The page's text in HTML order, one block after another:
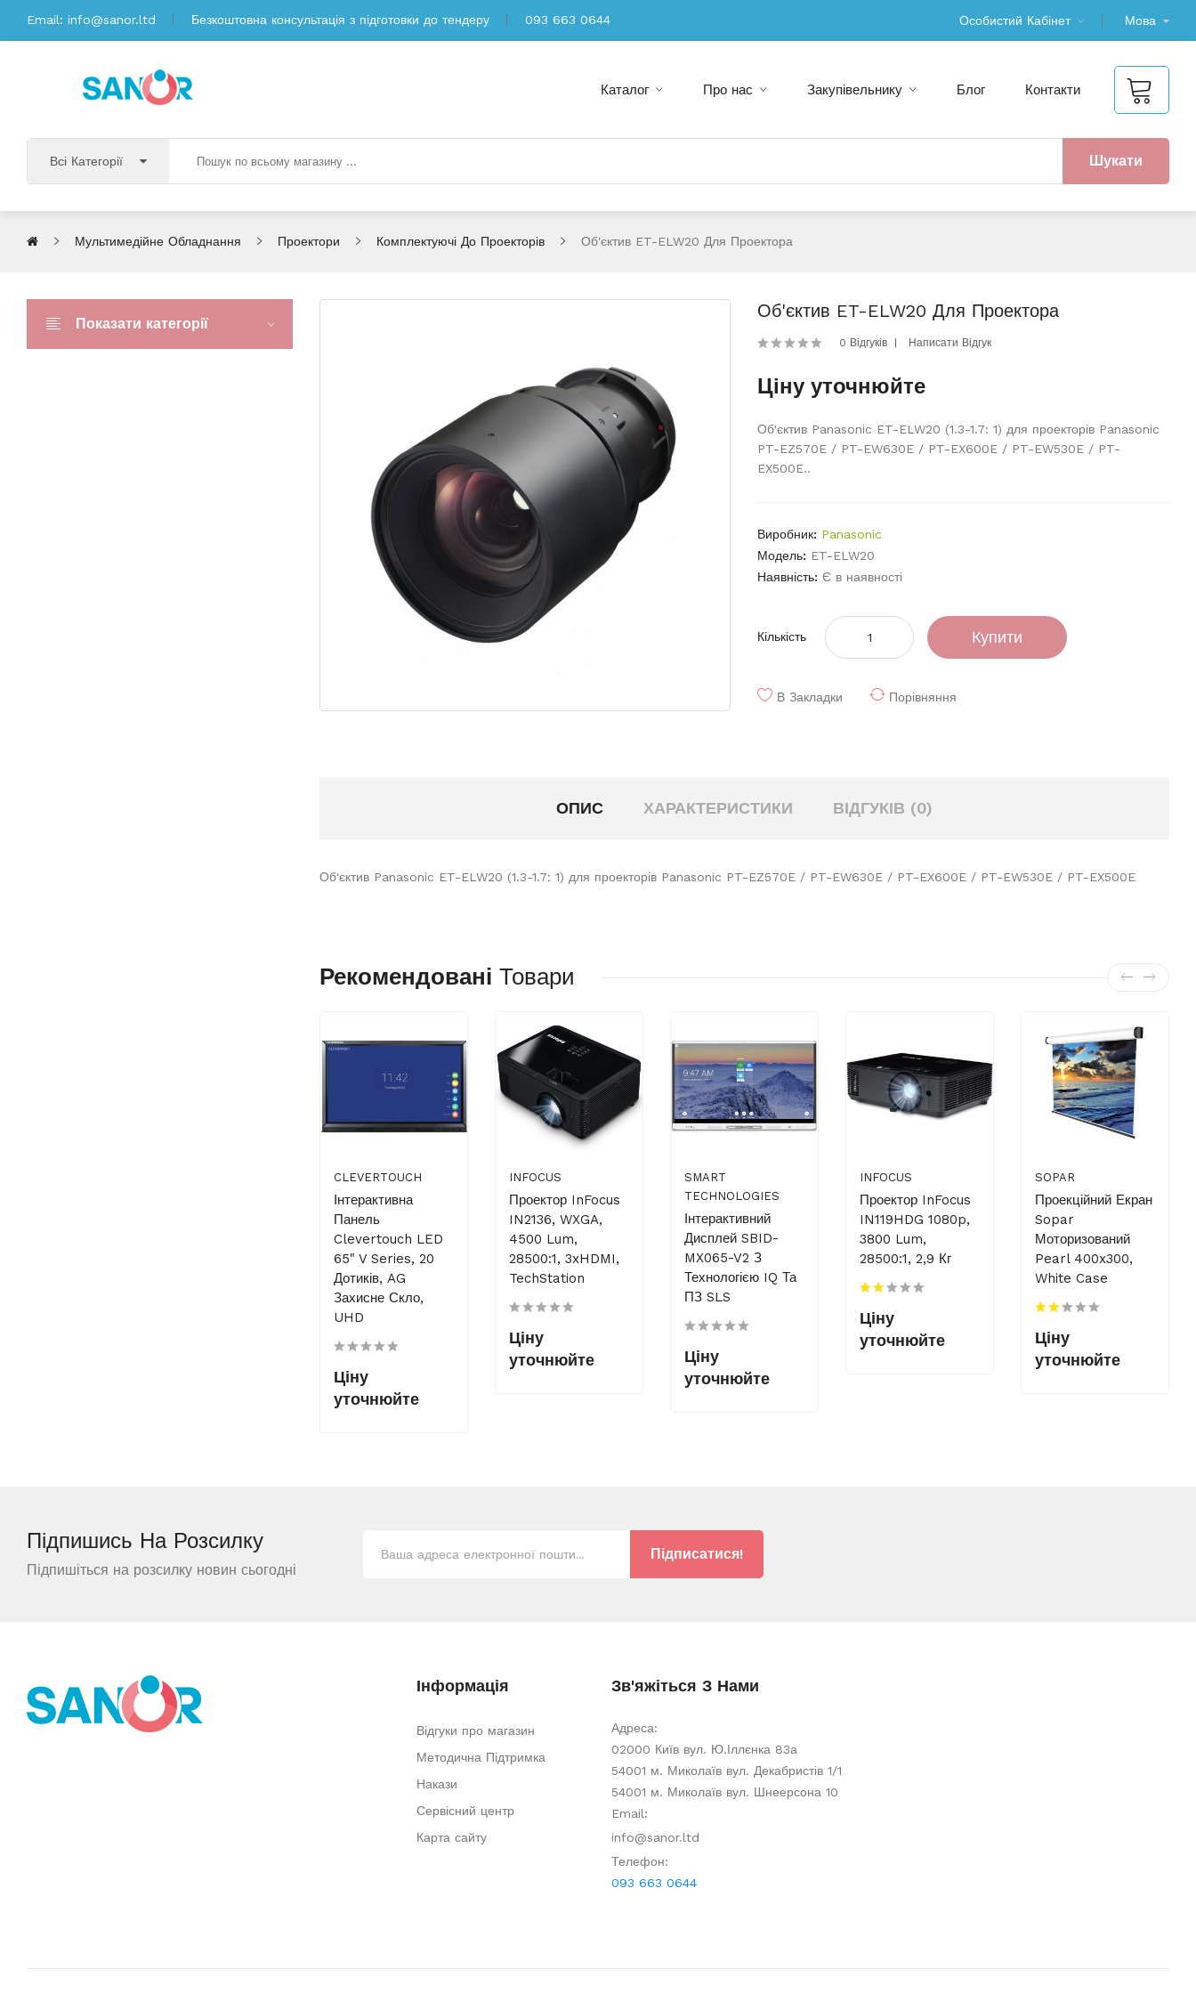
Email: info@sanor.ltd Безкоштовна консультація з підготовки до тендеру 093 663 0644 Особистий Кабінет Мова
Каталог Про нас Закупівельнику Блог Контакти
Всі Категорії Шукати
Мультимедійне Обладнання Проектори Комплектуючі До Проекторів Об'єктив ET-ELW20 Для Проектора
Показати категорії
Об'єктив ET-ELW20 Для Проектора
0 Відгуків Написати Відгук
Ціну уточнюйте
Об'єктив Panasonic ET-ELW20 (1.3-1.7: 1) для проекторів Panasonic
PT-EZ570E / PT-EW630E / PT-EX600E / PT-EW530E / PT-
EX500E..
Виробник: Panasonic
Модель: ET-ELW20
Наявність:Є в наявності
Кількість Купити
В Закладки Порівняння
ОПИС ХАРАКТЕРИСТИКИ ВІДГУКІВ (0)
Об'єктив Panasonic ET-ELW20 (1.3-1.7: 1) для проекторів Panasonic PT-EZ570E / PT-EW630E / PT-EX600E / PT-EW530E / PT-EX500E
Рекомендовані Товари
CLEVERTOUCH
Інтерактивна
Панель
Clevertouch LED
65" V Series, 20
Дотиків, AG
Захисне Скло,
UHD
Ціну
уточнюйте
INFOCUS
Проектор InFocus
IN2136, WXGA,
4500 Lum,
28500:1, 3xHDMI,
TechStation
Ціну
уточнюйте
SMART
TECHNOLOGIES
Інтерактивний
Дисплей SBID-
MX065-V2 З
Технологією IQ Та
ПЗ SLS
Ціну
уточнюйте
INFOCUS
Проектор InFocus
IN119HDG 1080p,
3800 Lum,
28500:1, 2,9 Кг
Ціну
уточнюйте
SOPAR
Проекційний Екран
Sopar
Моторизований
Pearl 400x300,
White Case
Ціну
уточнюйте
Підпишись На Розсилку
Підпишіться на розсилку новин сьогодні
Підписатися!
Інформація
Відгуки про магазин
Методична Підтримка
Накази
Сервісний центр
Карта сайту
Зв'яжіться З Нами
Адреса:
02000 Київ вул. Ю.Іллєнка 83а
54001 м. Миколаїв вул. Декабристів 1/1
54001 м. Миколаїв вул. Шнеерсона 10
Email:
info@sanor.ltd
Телефон:
093 663 0644